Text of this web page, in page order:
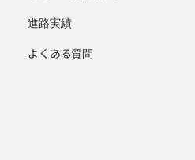
進路実績
よくある質問